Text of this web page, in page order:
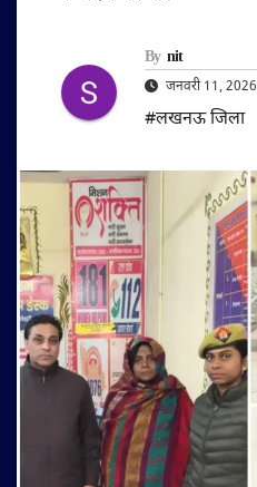
By nit
जनवरी 11, 2026
#लखनऊ जिला